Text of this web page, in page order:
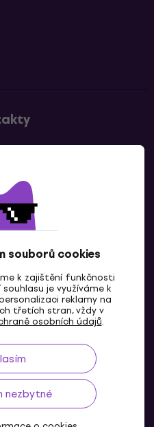
souborů cookies
k zajištění funkčnosti
je využíváme k
reklamy na
třetích stran, vždy v
osobních údajů.
nezbytné
nás
CZ